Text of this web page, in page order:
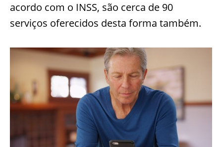
acordo com o INSS, são cerca de 90
serviços oferecidos desta forma também.